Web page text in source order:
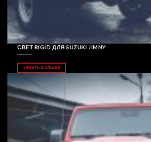
СВЕТ RIGID ДЛЯ SUZUKI JIMNY
УЗНАТЬ БОЛЬШЕ